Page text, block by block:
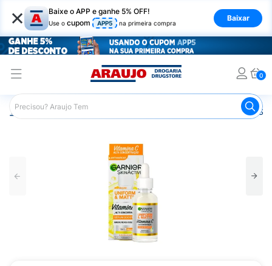
× Baixe o APP e ganhe 5% OFF!
Use o cupom APP5 na primeira compra
Baixar
0
Araujo Beleza e Cuidados Cuidados com o Rosto